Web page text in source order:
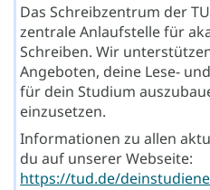
Das Schreibzentrum der
zentrale Anlaufstelle für
Schreiben. Wir
Angeboten, deine Lese-
für dein Studium
einzusetzen.
Informationen zu allen
du auf unserer Webseite:
https://tud.de/